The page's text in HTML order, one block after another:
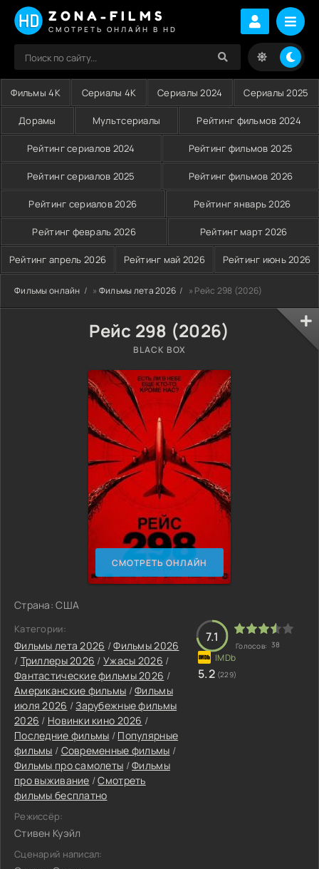
ZONA-FILMS
СМОТРЕТЬ ОНЛАЙН В HD
Фильмы 4K Сериалы 4K Сериалы 2024 Сериалы 2025
Дорамы Мультсериалы Рейтинг фильмов 2024
Рейтинг сериалов 2024 Рейтинг фильмов 2025
Рейтинг сериалов 2025 Рейтинг фильмов 2026
Рейтинг сериалов 2026 Рейтинг январь 2026
Рейтинг февраль 2026 Рейтинг март 2026
Рейтинг апрель 2026 Рейтинг май 2026 Рейтинг июнь 2026
Фильмы онлайн » Фильмы лета 2026 » Рейс 298 (2026)
Рейс 298 (2026)
BLACK BOX
СМОТРЕТЬ ОНЛАЙН
Страна: США
Категории:
Фильмы лета 2026 /Фильмы 2026
/ Триллеры 2026 /Ужасы 2026 /
Фантастические фильмы 2026 /
Американские фильмы /Фильмы
июля 2026 /Зарубежные фильмы
2026 / Новинки кино 2026 /
Последние фильмы / Популярные
фильмы / Современные фильмы /
Фильмы про самолеты /Фильмы
про выживание /Смотреть
фильмы бесплатно
Режиссёр:
Стивен Куэйл
Сценарий написал:
7.1
Голосов: 38
5.2 (229)